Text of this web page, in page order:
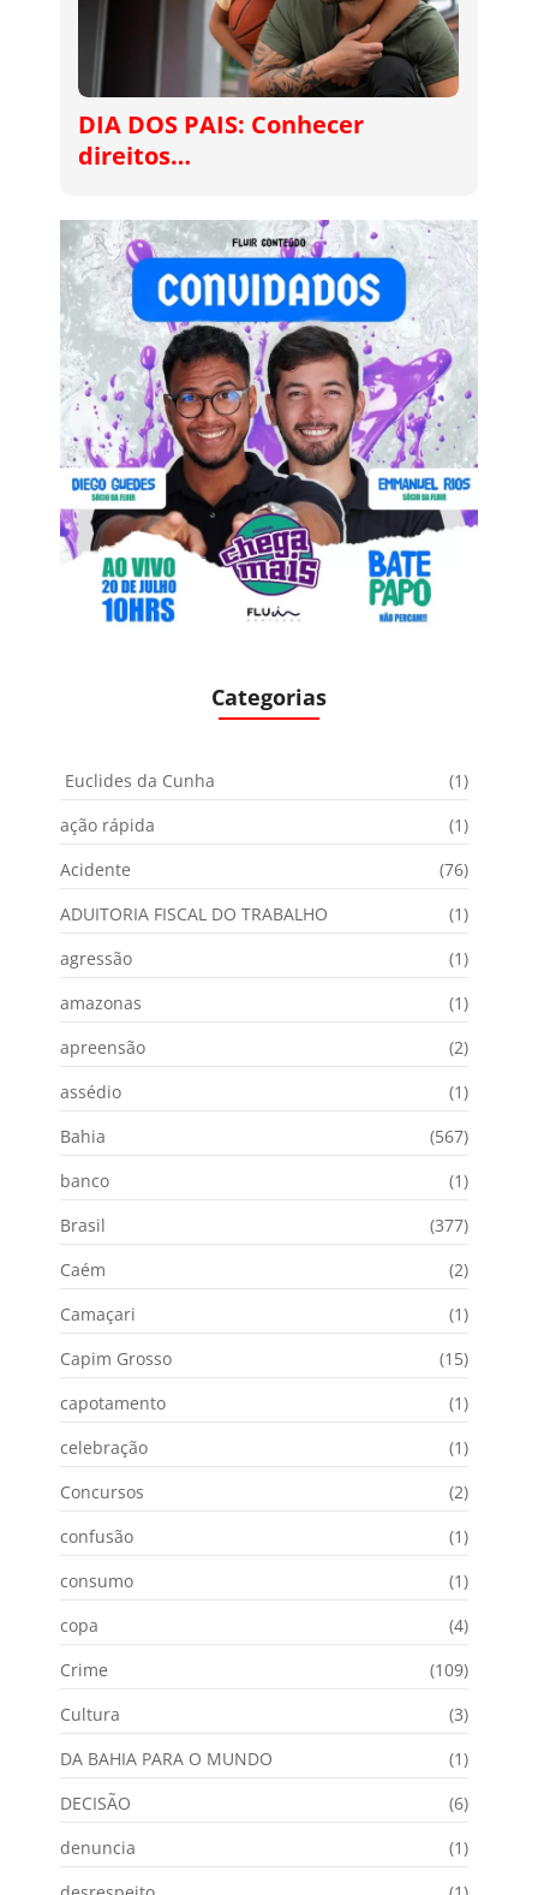
DIA DOS PAIS: Conhecer
direitos…
Categorias
Euclides da Cunha
(1)
ação rápida
(1)
Acidente
(76)
ADUITORIA FISCAL DO TRABALHO
(1)
agressão
(1)
amazonas
(1)
apreensão
(2)
assédio
(1)
Bahia
(567)
banco
(1)
Brasil
(377)
Caém
(2)
Camaçari
(1)
Capim Grosso
(15)
capotamento
(1)
celebração
(1)
Concursos
(2)
confusão
(1)
consumo
(1)
copa
(4)
Crime
(109)
Cultura
(3)
DA BAHIA PARA O MUNDO
(1)
DECISÃO
(6)
denuncia
(1)